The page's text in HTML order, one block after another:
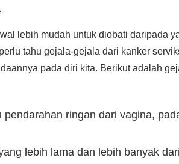
lebih mudah untuk diobati daripada
tahu gejala-gejala dari kanker
pada diri kita. Berikut adalah
pendarahan ringan dari vagina,
lebih lama dan lebih banyak